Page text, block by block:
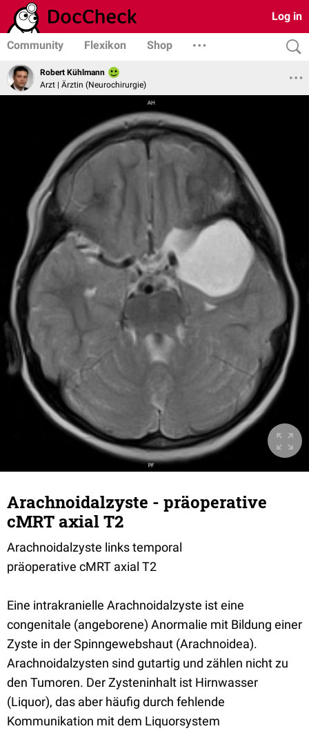
Log in
Community Flexikon Shop
Robert Kühlmann
Arzt | Ärztin (Neurochirurgie)
Arachnoidalzyste - präoperative
cMRT axial T2
Arachnoidalzyste links temporal
präoperative cMRT axial T2
Eine intrakranielle Arachnoidalzyste ist eine
congenitale (angeborene) Anormalie mit Bildung einer
Zyste in der Spinngewebshaut (Arachnoidea).
Arachnoidalzysten sind gutartig und zählen nicht zu
den Tumoren. Der Zysteninhalt ist Hirnwasser
(Liquor), das aber häufig durch fehlende
Kommunikation mit dem Liquorsystem